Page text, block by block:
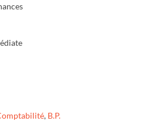
, B.P.